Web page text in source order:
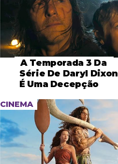
A Temporada 3 Da
Série De Daryl Dixon
É Uma Decepção
CINEMA